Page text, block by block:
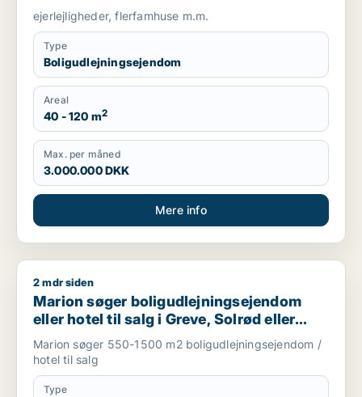
ejerlejligheder, flerfamhuse m.m.
Type
Boligudlejningsejendom
Areal
40 - 120 m2
Max. per måned
3.000.000 DKK
Mere info
Marion søger boligudlejningsejendom eller hotel til salg i
2 mdr siden
Marion søger boligudlejningsejendom
eller hotel til salg i Greve, Solrød eller
Roskilde m.fl.
Marion søger 550-1500 m2 boligudlejningsejendom /
hotel til salg
Type